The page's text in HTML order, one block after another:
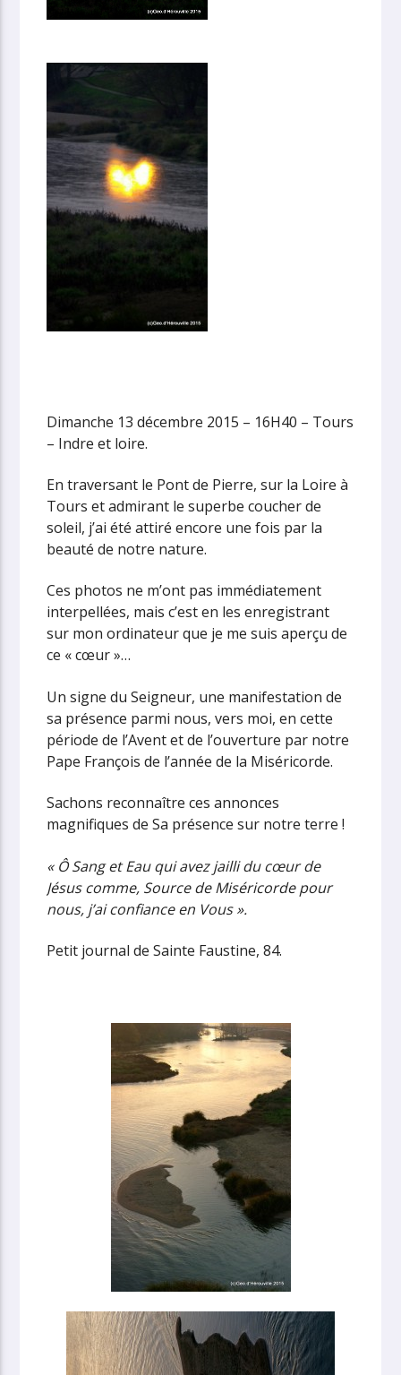
Dimanche 13 décembre 2015 – 16H40 – Tours
– Indre et loire.
En traversant le Pont de Pierre, sur la Loire à
Tours et admirant le superbe coucher de
soleil, j’ai été attiré encore une fois par la
beauté de notre nature.
Ces photos ne m’ont pas immédiatement
interpellées, mais c’est en les enregistrant
sur mon ordinateur que je me suis aperçu de
ce « cœur »…
Un signe du Seigneur, une manifestation de
sa présence parmi nous, vers moi, en cette
période de l’Avent et de l’ouverture par notre
Pape François de l’année de la Miséricorde.
Sachons reconnaître ces annonces
magnifiques de Sa présence sur notre terre !
« Ô Sang et Eau qui avez jailli du cœur de
Jésus comme, Source de Miséricorde pour
nous, j’ai confiance en Vous ».
Petit journal de Sainte Faustine, 84.